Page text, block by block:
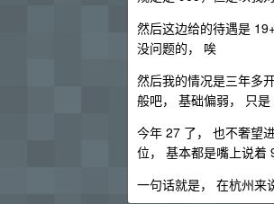
然后这边给的待遇是
没问题的， 唉
然后我的情况是三年多
般吧， 基础偏弱， 只
今年 27 了， 也不奢望
位， 基本都是嘴上说着
一句话就是， 在杭州来